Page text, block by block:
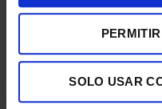
SOLO USAR
SARTÉN BRA